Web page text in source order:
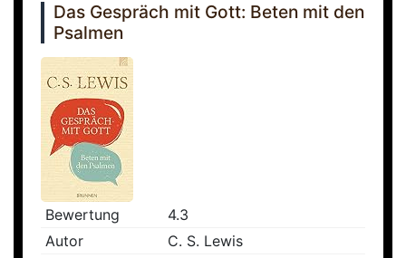
Das Gespräch mit Gott: Beten mit den
Psalmen
Bewertung
4.3
Autor
C. S. Lewis